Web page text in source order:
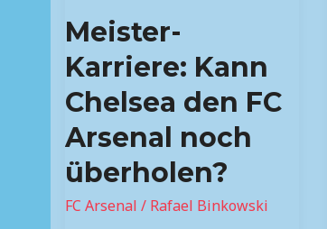
Meister-
Karriere: Kann
Chelsea den FC
Arsenal noch
überholen?
FC Arsenal / Rafael Binkowski
Kann
den
FC
Arsenal
noch
überholen?